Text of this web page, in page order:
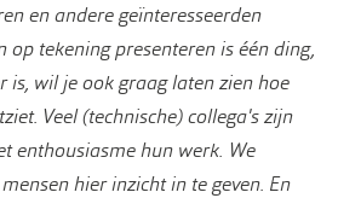
en andere geïnteresseerden
op tekening presenteren is één ding,
is, wil je ook graag laten zien hoe
Veel (technische) collega's zijn
enthousiasme hun werk. We
hier inzicht in te geven. En